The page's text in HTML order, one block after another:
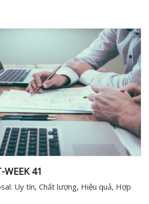
WEEK 41
Uy tín, Chất lượng, Hiệu quả, Hợp